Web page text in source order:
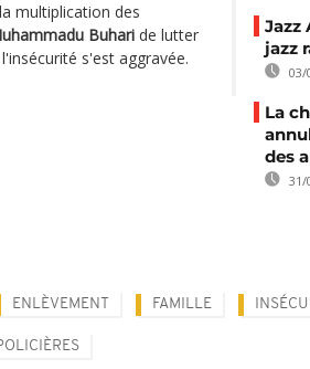
multiplication des
Buhari de lutter
s'est aggravée.
Jazz
jazz
03/
La
des
31/
ENLÈVEMENT FAMILLE